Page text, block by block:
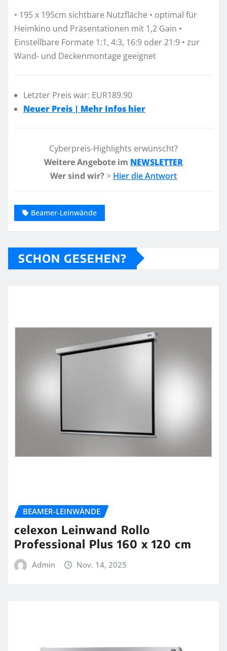
• 195 x 195cm sichtbare Nutzfläche • optimal für
Heimkino und Präsentationen mit 1,2 Gain •
Einstellbare Formate 1:1, 4:3, 16:9 oder 21:9 • zur
Wand- und Deckenmontage geeignet
Letzter Preis war: EUR189.90
Neuer Preis | Mehr Infos hier
Cyberpreis-Highlights erwünscht?
Weitere Angebote im NEWSLETTER
Wer sind wir? > Hier die Antwort
Beamer-Leinwände
SCHON GESEHEN?
BEAMER-LEINWÄNDE
celexon Leinwand Rollo
Professional Plus 160 x 120 cm
Admin Nov. 14, 2025